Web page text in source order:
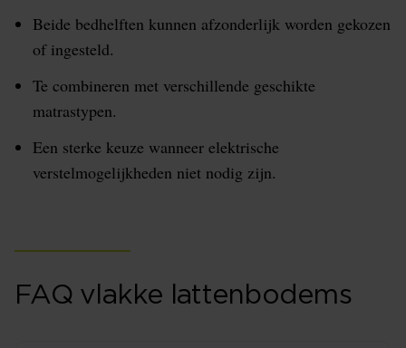
Beide bedhelften kunnen afzonderlijk worden gekozen
of ingesteld.
Te combineren met verschillende geschikte
matrastypen.
Een sterke keuze wanneer elektrische
verstelmogelijkheden niet nodig zijn.
FAQ vlakke lattenbodems